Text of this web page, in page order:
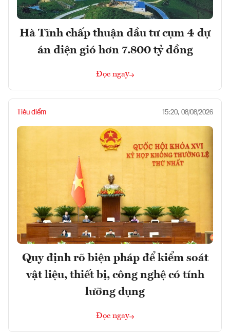
Hà Tĩnh chấp thuận đầu tư cụm 4 dự
án điện gió hơn 7.800 tỷ đồng
Đọc ngay
Tiêu điểm 15:20, 08/08/2026
Quy định rõ biện pháp để kiểm soát
vật liệu, thiết bị, công nghệ có tính
lưỡng dụng
Đọc ngay